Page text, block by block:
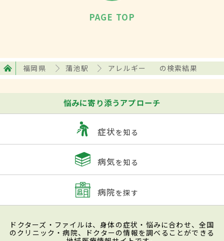
PAGE TOP
福岡県 蒲池駅 アレルギー の検索結果
悩みに寄り添うアプローチ
症状を知る
病気を知る
病院を探す
ドクターズ・ファイルは、身体の症状・悩みに合わせ、全国
のクリニック・病院、ドクターの情報を調べることができる